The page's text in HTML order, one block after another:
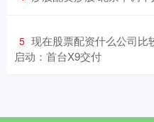
5 现在股票配资什么公司比
启动：首台X9交付